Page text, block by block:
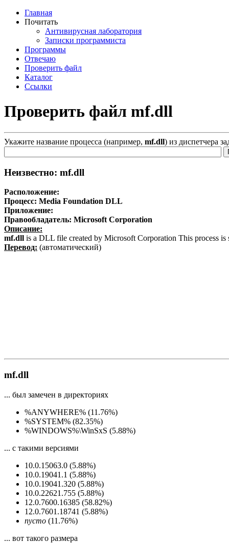
Главная
Почитать
Антивирусная лаборатория
Записки программиста
Программы
Отвечаю
Проверить файл
Каталог
Ссылки
Проверить файл mf.dll
Укажите название процесса (например, mf.dll) из диспетчера
Неизвестно: mf.dll
Расположение:
Процесс: Media Foundation DLL
Приложение:
Правообладатель: Microsoft Corporation
Описание:
mf.dll is a DLL file created by Microsoft Corporation This process is
Перевод: (автоматический)
mf.dll
... был замечен в директориях
%ANYWHERE% (11.76%)
%SYSTEM% (82.35%)
%WINDOWS%\WinSxS (5.88%)
... с такими версиями
10.0.15063.0 (5.88%)
10.0.19041.1 (5.88%)
10.0.19041.320 (5.88%)
10.0.22621.755 (5.88%)
12.0.7600.16385 (58.82%)
12.0.7601.18741 (5.88%)
пусто (11.76%)
... вот такого размера